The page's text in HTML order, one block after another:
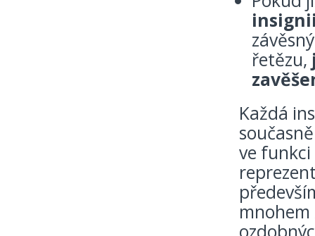
řetězu,
Každá
ve